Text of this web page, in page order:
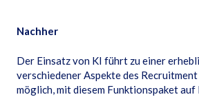
Nachher
Der Einsatz von KI führt zu einer
verschiedener Aspekte des
möglich, mit diesem Funktionspaket